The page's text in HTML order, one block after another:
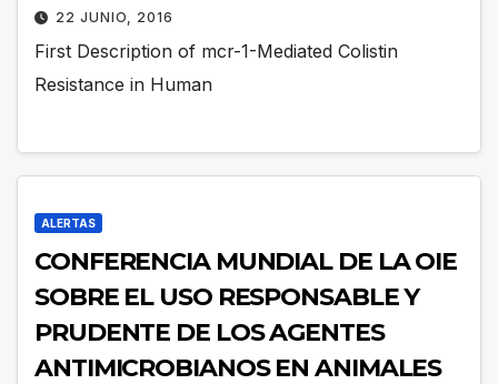
22 JUNIO, 2016
First Description of mcr-1-Mediated Colistin
Resistance in Human
ALERTAS
CONFERENCIA MUNDIAL DE LA OIE
SOBRE EL USO RESPONSABLE Y
PRUDENTE DE LOS AGENTES
ANTIMICROBIANOS EN ANIMALES